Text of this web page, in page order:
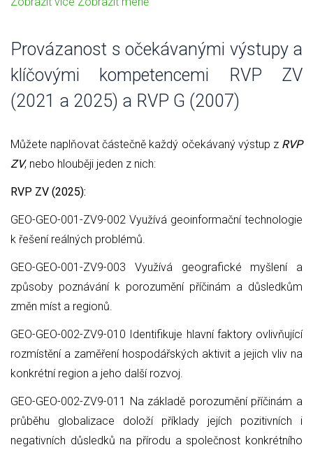
Provázanost s očekávanými výstupy a
klíčovými kompetencemi RVP ZV
(2021 a 2025) a RVP G (2007)
Můžete naplňovat částečně každý očekávaný výstup z RVP
ZV, nebo hlouběji jeden z nich:
RVP ZV (2025):
GEO-GEO-001-ZV9-002 Využívá geoinformační technologie
k řešení reálných problémů.
GEO-GEO-001-ZV9-003 Využívá geografické myšlení a
způsoby poznávání k porozumění příčinám a důsledkům
změn míst a regionů.
GEO-GEO-002-ZV9-010 Identifikuje hlavní faktory ovlivňující
rozmístění a zaměření hospodářských aktivit a jejich vliv na
konkrétní region a jeho další rozvoj.
GEO-GEO-002-ZV9-011 Na základě porozumění příčinám a
průběhu globalizace doloží příklady jejích pozitivních i
negativních důsledků na přírodu a společnost konkrétního